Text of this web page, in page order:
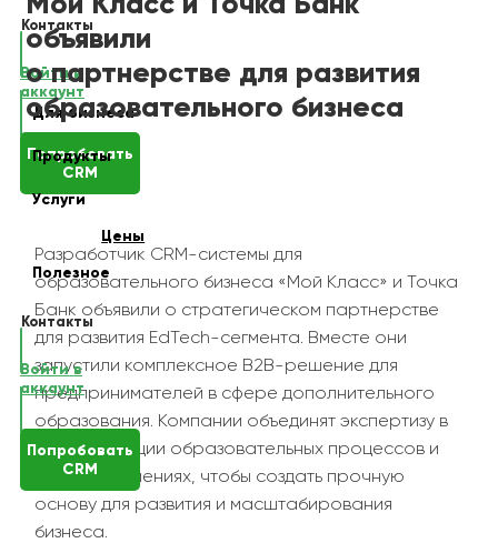
Контакты
Войти в
аккаунт
Попробовать
CRM
Для бизнеса
Продукты
Услуги
Цены
Полезное
Контакты
Войти в
аккаунт
Попробовать
CRM
объявили
о партнерстве для развития
образовательного бизнеса
Разработчик CRM-системы для
образовательного бизнеса «Мой Класс» и Точка
Банк объявили о стратегическом партнерстве
для развития EdTech-сегмента. Вместе они
запустили комплексное B2B-решение для
предпринимателей в сфере дополнительного
образования. Компании объединят экспертизу в
автоматизации образовательных процессов и
финтех-решениях, чтобы создать прочную
основу для развития и масштабирования
бизнеса.